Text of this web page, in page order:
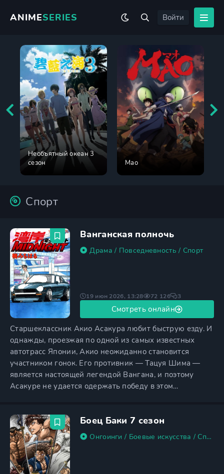
ANIMESERIES Войти
Необъятный океан 3
сезон
Мао
Спорт
Ванганская полночь
Драма / Повседневность / Спорт
Старшеклассник Акио Асакура любит быструю езду. И
однажды, проезжая по одной из самых известных
автотрасс Японии, Акио неожиданно становится
участником гонок. Его противник — Тацуя Шима —
является настоящей легендой Вангана, и поэтому
Асакуре не удается одержать победу в этом
взять реванш у Тацуя и его турбированного Porsche.
Но сначала Асакура хочет приобрести машину своей
мечты, поскольку поврежденный
19 июн 2026, 13:28 72 126 3
Смотреть онлайн
Боец Баки 7 сезон
Онгоинги / Боевые искусства / Спорт